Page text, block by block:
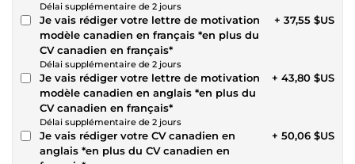
Délai supplémentaire de 2 jours
Je vais rédiger votre lettre de motivation
modèle canadien en français *en plus du
CV canadien en français*
Délai supplémentaire de 2 jours
+ 37,55 $US
Je vais rédiger votre lettre de motivation
modèle canadien en anglais *en plus du
CV canadien en français*
Délai supplémentaire de 2 jours
+ 43,80 $US
Je vais rédiger votre CV canadien en
anglais *en plus du CV canadien en
+ 50,06 $US